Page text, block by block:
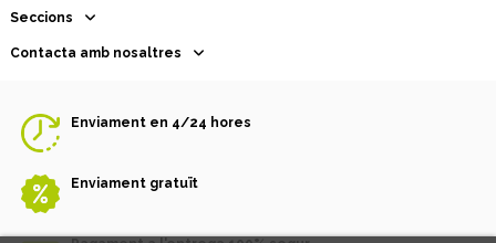
Seccions
Contacta amb nosaltres
Enviament en 4/24 hores
Enviament gratuït